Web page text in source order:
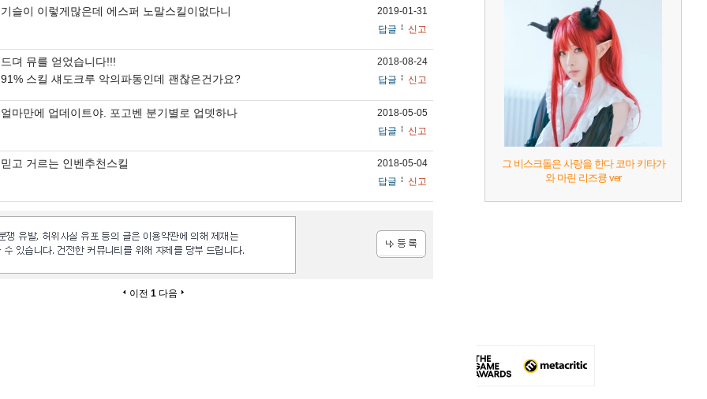
기슬이 이렇게많은데 에스퍼 노말스킬이없다니
2019-01-31
답글
신고
드뎌 뮤를 얻었습니다!!!
91% 스킬 섀도크루 악의파동인데 괜찮은건가요?
2018-08-24
답글
신고
얼마만에 업데이트야. 포고벤 분기별로 업뎃하나
2018-05-05
답글
신고
믿고 거르는 인벤추천스킬
2018-05-04
답글
신고
이전 1 다음
그 비스크돌은 사랑을 한다 코마 키타가
와 마린 리즈큥 ver